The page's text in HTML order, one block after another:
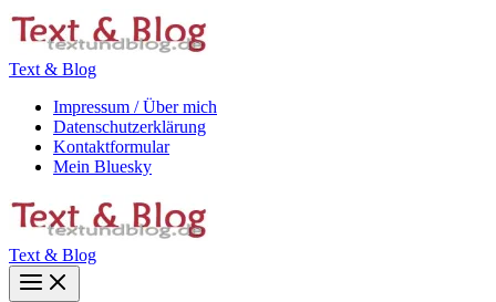
Zum
Inhalt
Text & Blog
Impressum / Über mich
Datenschutzerklärung
Kontaktformular
Mein Bluesky
Text & Blog
Main
Menu